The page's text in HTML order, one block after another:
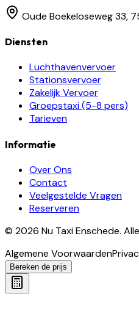
Oude Boekeloseweg 33,
Diensten
Luchthavenvervoer
Stationsvervoer
Zakelijk Vervoer
Groepstaxi (5-8 pers)
Tarieven
Informatie
Over Ons
Contact
Veelgestelde Vragen
Reserveren
© 2026 Nu Taxi Enschede.
Algemene Voorwaarden
Bereken de prijs